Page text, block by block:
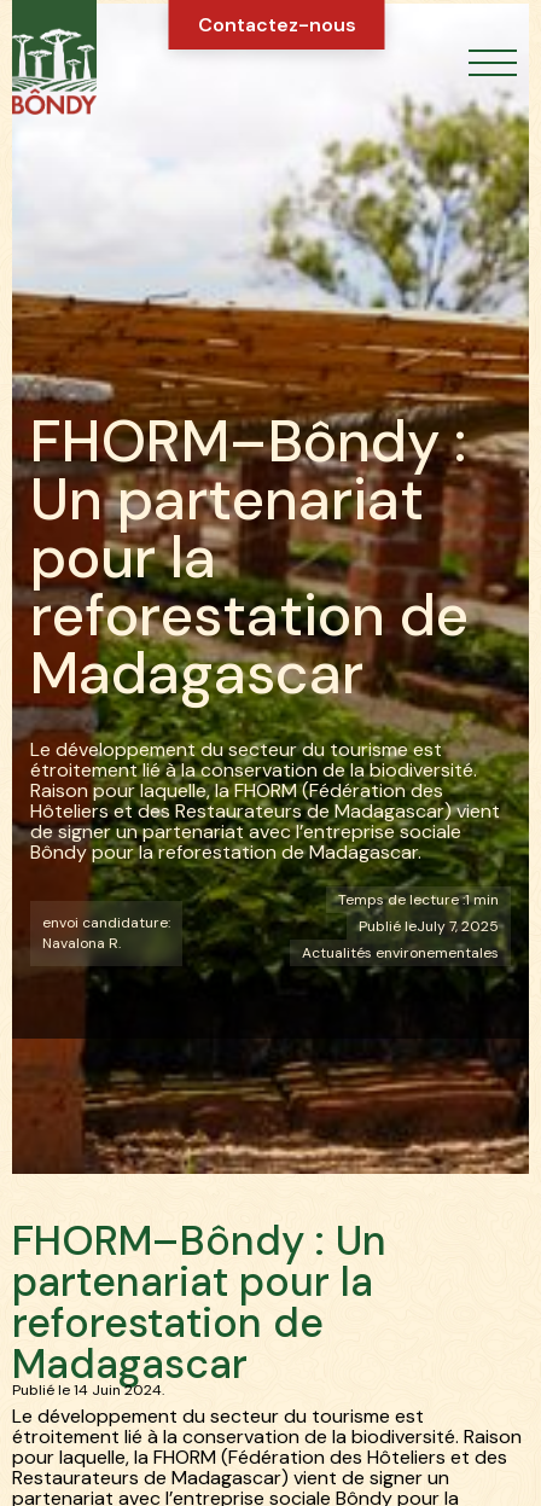
Contactez-nous
FHORM–Bôndy:
Unpartenariat
pourla
reforestation de
Madagascar
Le développement du secteur du tourisme est
étroitement lié à la conservation de la biodiversité.
Raison pour laquelle, la FHORM (Fédération des
Hôteliers et des Restaurateurs de Madagascar) vient
de signer un partenariat avec l’entreprise sociale
Bôndy pour la reforestation de Madagascar.
Temps de lecture :1 min
Publié leJuly 7, 2025
Actualités environementales
envoi candidature:
Navalona R.
Actualités
environementales
/FHORM–Bôndy : Un partenariat
pour la reforestation de
Madagascar
FHORM–Bôndy : Un
partenariat pour la
reforestation de
Madagascar
Publié le 14 Juin 2024.
Le développement du secteur du tourisme est
étroitement lié à la conservation de la biodiversité. Raison
pour laquelle, la FHORM (Fédération des Hôteliers et des
Restaurateurs de Madagascar) vient de signer un
partenariat avec l’entreprise sociale Bôndy pour la